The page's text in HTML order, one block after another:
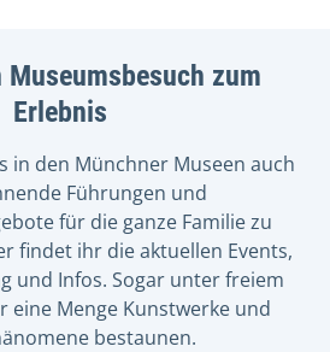
Museumsbesuch zum
Erlebnis
in den Münchner Museen auch
Führungen und
für die ganze Familie zu
findet ihr die aktuellen Events,
und Infos. Sogar unter freiem
eine Menge Kunstwerke und
bestaunen.